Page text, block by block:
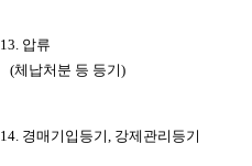
13. 압류
(체납처분 등 등기)
14. 경매기입등기, 강제관리등기